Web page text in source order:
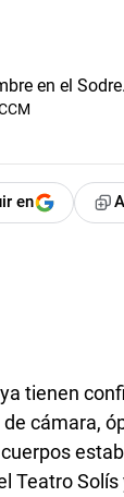
en
tienen
cámara,
Teatro